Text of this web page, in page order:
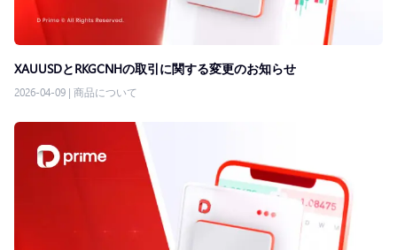
XAUUSDとRKGCNHの取引に関する変更のお知らせ
2026-04-09 | 商品について